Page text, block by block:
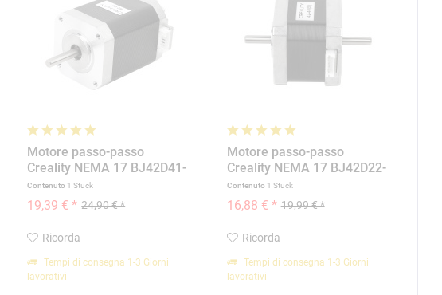
Motore passo-passo
Creality NEMA 17 BJ42D41-
05V01
Contenuto 1 Stück
24,90 € *
19,39 € *
Ricorda
Tempi di consegna 1-3 Giorni
lavorativi
Motore passo-passo
Creality NEMA 17 BJ42D22-
23W02
Contenuto 1 Stück
19,99 € *
16,88 € *
Ricorda
Tempi di consegna 1-3 Giorni
lavorativi